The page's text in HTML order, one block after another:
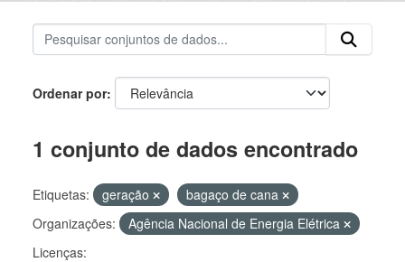
Ordenar por
1 conjunto de dados encontrado
Etiquetas: geração
bagaço de cana
Organizações:
Agência Nacional de Energia Elétrica
Licenças: